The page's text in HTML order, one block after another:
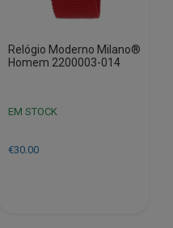
Relógio Moderno Milano®
Homem 2200003-014
EM STOCK
€30.00